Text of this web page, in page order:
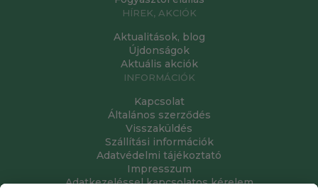
HÍREK, AKCIÓK
Aktualitások, blog
Újdonságok
Aktuális akciók
INFORMÁCIÓK
Kapcsolat
Általános szerződés
Visszaküldés
Szállítási információk
Adatvédelmi tájékoztató
Impresszum
Adatkezeléssel kapcsolatos kérelem